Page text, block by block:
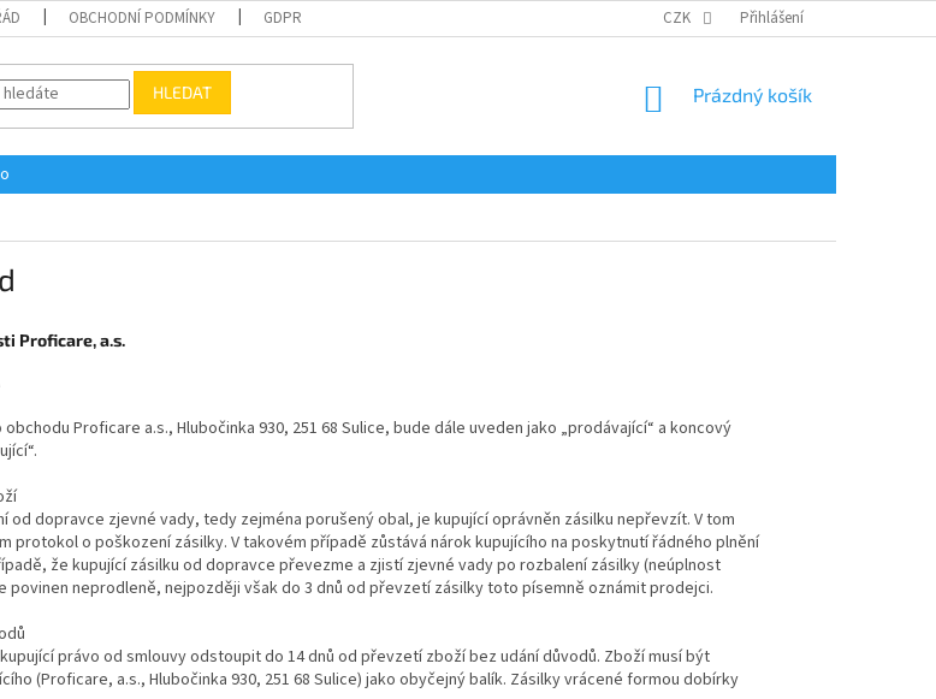
OBCHODNÍ PODMÍNKY GDPR CZK Přihlášení
HLEDAT
NÁKUPNÍ
Prázdný košík
Proficare, a.s.
Proficare a.s., Hlubočinka 930, 251 68 Sulice, bude dále uveden jako „prodávající“ a koncový
od dopravce zjevné vady, tedy zejména porušený obal, je kupující oprávněn zásilku nepřevzít. V tom
protokol o poškození zásilky. V takovém případě zůstává nárok kupujícího na poskytnutí řádného plnění
že kupující zásilku od dopravce převezme a zjistí zjevné vady po rozbalení zásilky (neúplnost
povinen neprodleně, nejpozději však do 3 dnů od převzetí zásilky toto písemně oznámit prodejci.
kupující právo od smlouvy odstoupit do 14 dnů od převzetí zboží bez udání důvodů. Zboží musí být
(Proficare, a.s., Hlubočinka 930, 251 68 Sulice) jako obyčejný balík. Zásilky vrácené formou dobírky